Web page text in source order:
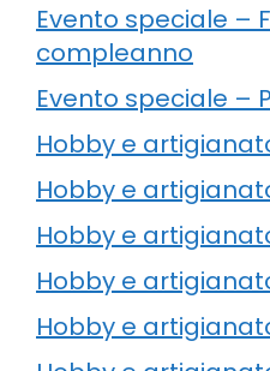
Evento speciale –
compleanno
Evento speciale –
Hobby e
Hobby e
Hobby e
Hobby e
Hobby e